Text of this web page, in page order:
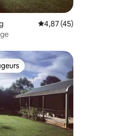
de 5 commentaires : 5 sur 5
Évaluation moyenne
4,87 (45)